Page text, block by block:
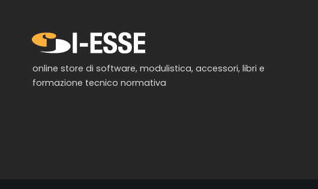
online store di software, modulistica, accessori, libri e
formazione tecnico normativa